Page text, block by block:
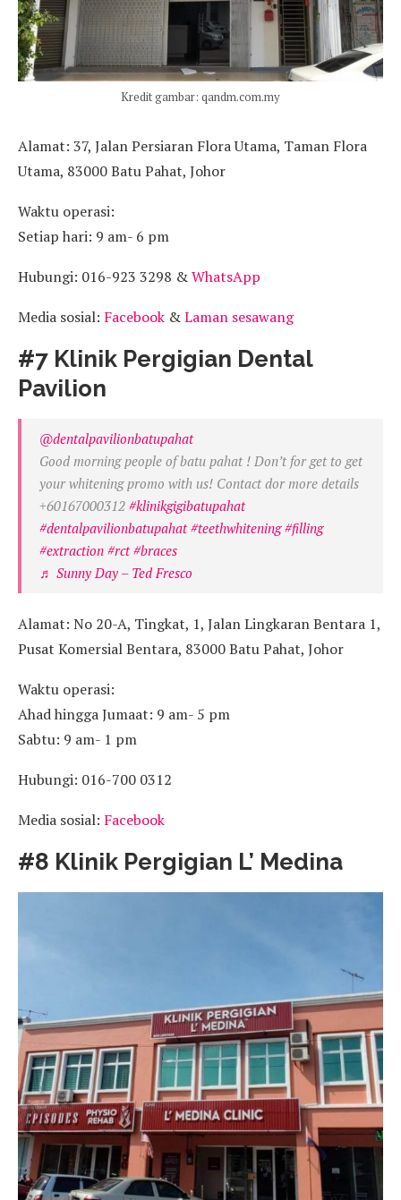
Kredit gambar: qandm.com.my
Alamat: 37, Jalan Persiaran Flora Utama, Taman Flora
Utama, 83000 Batu Pahat, Johor
Waktu operasi:
Setiap hari: 9 am- 6 pm
Hubungi: 016-923 3298 &WhatsApp
Media sosial: Facebook &Laman sesawang
#7 Klinik Pergigian Dental
Pavilion
@dentalpavilionbatupahat
Good morning people of batu pahat ! Don’t for get to get
your whitening promo with us! Contact dor more details
+60167000312 #klinikgigibatupahat
#dentalpavilionbatupahat #teethwhitening #filling
#extraction #rct #braces
♬ Sunny Day – Ted Fresco
Alamat: No 20-A, Tingkat, 1, Jalan Lingkaran Bentara 1,
Pusat Komersial Bentara, 83000 Batu Pahat, Johor
Waktu operasi:
Ahad hingga Jumaat: 9 am- 5 pm
Sabtu: 9 am- 1 pm
Hubungi: 016-700 0312
Media sosial: Facebook
#8 Klinik Pergigian L’ Medina